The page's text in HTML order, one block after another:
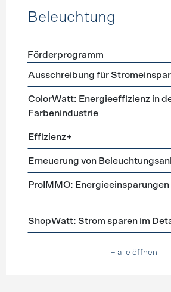
Beleuchtung
Förderprogramme Beleuchtung
Förderprogramm
Ausschreibung für
ColorWatt: Energieeffizienz in
Farbenindustrie
Effizienz+
Erneuerung von
ProIMMO:
ShopWatt: Strom sparen im
+ alle öffnen